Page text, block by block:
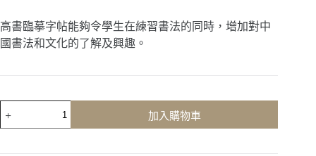
高書臨摹字帖能夠令學生在練習書法的同時，增加對中
國書法和文化的了解及興趣。
加入購物車